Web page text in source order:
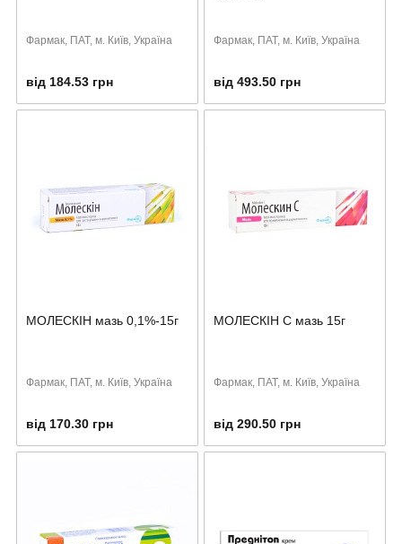
Фармак, ПАТ, м. Київ, Україна
від 184.53 грн
Фармак, ПАТ, м. Київ, Україна
від 493.50 грн
МОЛЕСКІН мазь 0,1%-15г
Фармак, ПАТ, м. Київ, Україна
від 170.30 грн
МОЛЕСКІН С мазь 15г
Фармак, ПАТ, м. Київ, Україна
від 290.50 грн